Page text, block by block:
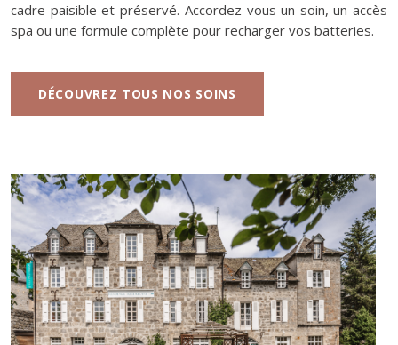
cadre paisible et préservé. Accordez-vous un soin, un accès
spa ou une formule complète pour recharger vos batteries.
DÉCOUVREZ TOUS NOS SOINS